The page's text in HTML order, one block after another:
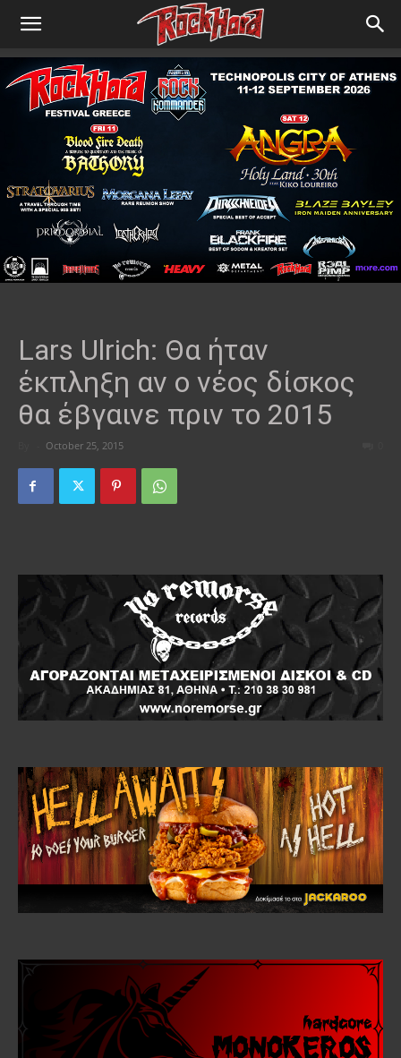
Lars Ulrich: Θα ήταν
έκπληξη αν ο νέος δίσκος
θα έβγαινε πριν το 2015
October 25, 2015